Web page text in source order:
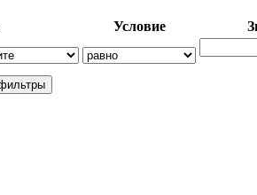
Условие